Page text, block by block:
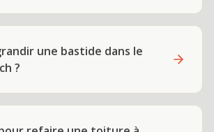
une bastide dans le
?